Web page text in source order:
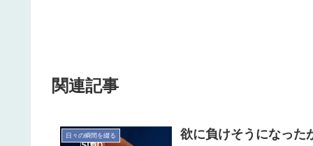
関連記事
日々の瞬間を綴る 欲に負けそうになった